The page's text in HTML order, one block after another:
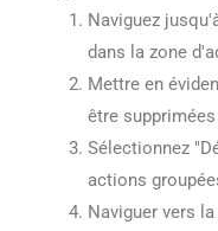
Naviguez
dans la zone
Mettre en
être supprimées
Sélectionnez
actions
Naviguer vers